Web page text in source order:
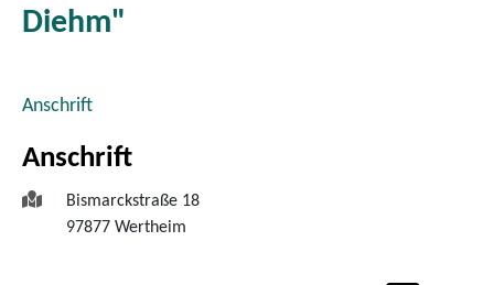
Diehm"
Anschrift
Anschrift
Bismarckstraße 18
97877 Wertheim